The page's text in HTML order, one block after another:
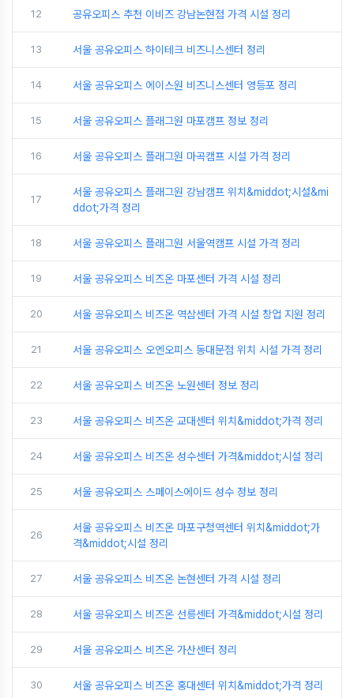
12 공유오피스 추천 이비즈 강남논현점 가격 시설 정리
13 서울 공유오피스 하이테크 비즈니스센터 정리
14 서울 공유오피스 에이스원 비즈니스센터 영등포 정리
15 서울 공유오피스 플래그원 마포캠프 정보 정리
16 서울 공유오피스 플래그원 마곡캠프 시설 가격 정리
17
서울 공유오피스 플래그원 강남캠프 위치&middot;시설&mi
ddot;가격 정리
18 서울 공유오피스 플래그원 서울역캠프 시설 가격 정리
19 서울 공유오피스 비즈온 마포센터 가격 시설 정리
20 서울 공유오피스 비즈온 역삼센터 가격 시설 창업 지원 정리
21 서울 공유오피스 오엔오피스 동대문점 위치 시설 가격 정리
22 서울 공유오피스 비즈온 노원센터 정보 정리
23 서울 공유오피스 비즈온 교대센터 위치&middot;가격 정리
24 서울 공유오피스 비즈온 성수센터 가격&middot;시설 정리
25 서울 공유오피스 스페이스에이드 성수 정보 정리
26
서울 공유오피스 비즈온 마포구청역센터 위치&middot;가
격&middot;시설 정리
27 서울 공유오피스 비즈온 논현센터 가격 시설 정리
28 서울 공유오피스 비즈온 선릉센터 가격&middot;시설 정리
29 서울 공유오피스 비즈온 가산센터 정리
30 서울 공유오피스 비즈온 홍대센터 위치&middot;가격 정리